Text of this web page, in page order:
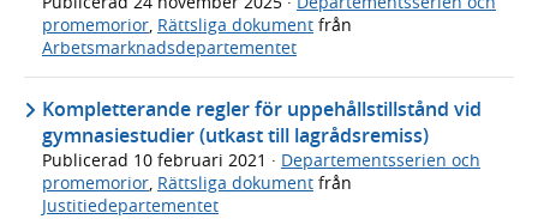
promemorior Rättsliga dokument från
Arbetsmarknadsdepartementet
Kompletterande regler för uppehållstillstånd vid
gymnasiestudier (utkast till lagrådsremiss)
Publicerad 10 februari 2021 · Departementsserien och
promemorior, Rättsliga dokument från
Justitiedepartementet